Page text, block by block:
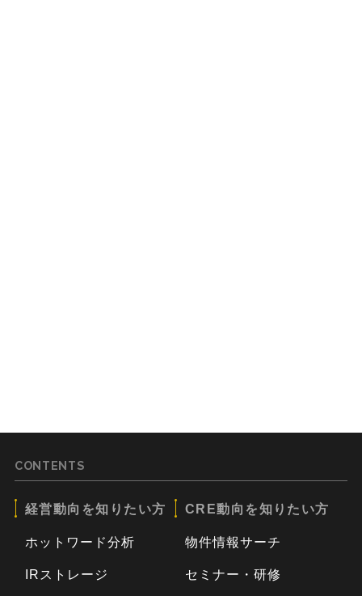
CONTENTS
経営動向を知りたい方
ホットワード分析
IRストレージ
CRE動向を知りたい方
物件情報サーチ
セミナー・研修